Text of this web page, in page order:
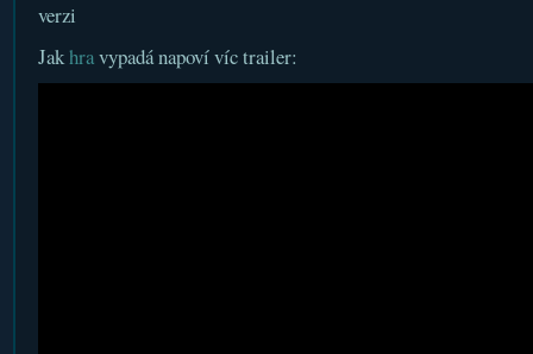
verzi
Jakhravypadá napoví víc trailer: